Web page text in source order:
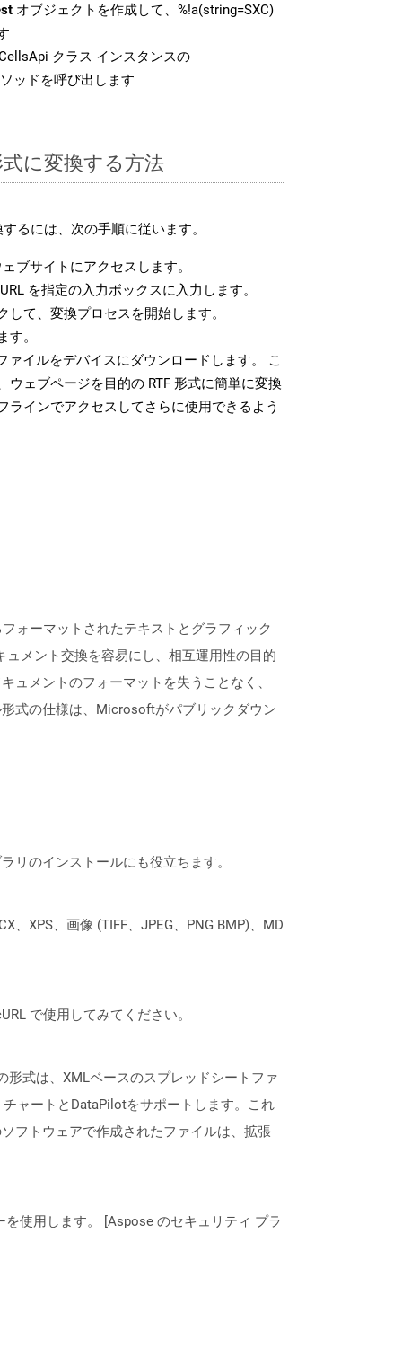
オブジェクトを作成して、%!a(string=SXC)
クラス インスタンスの
ソッドを呼び出します
に変換する方法
るには、次の手順に従います。
ブサイトにアクセスします。
を指定の入力ボックスに入力します。
して、変換プロセスを開始します。
。
ァイルをデバイスにダウンロードします。 こ
ウェブページを目的の RTF 形式に簡単に変換
ラインでアクセスしてさらに使用できるよう
ォーマットされたテキストとグラフィック
メント交換を容易にし、相互運用性の目的
ュメントのフォーマットを失うことなく、
式の仕様は、Microsoftがパブリックダウン
リのインストールにも役立ちます。
XPS、画像 (TIFF、JPEG、PNG BMP)、MD
で使用してみてください。
形式は、XMLベースのスプレッドシートファ
ャートとDataPilotをサポートします。これ
フトウェアで作成されたファイルは、拡張
使用します。 [Aspose のセキュリティ プラ